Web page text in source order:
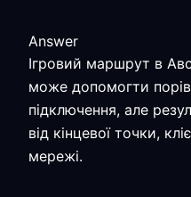
Answer
Ігровий маршрут в
може допомогти
підключення, але
від кінцевої точки,
мережі.